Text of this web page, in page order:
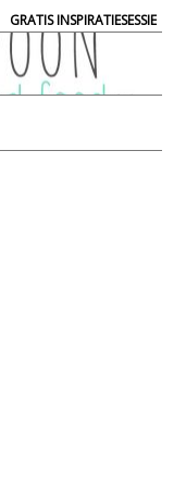
GRATIS INSPIRATIESESSIE